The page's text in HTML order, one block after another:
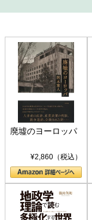
廃墟のヨーロッパ
¥2,860（税込）